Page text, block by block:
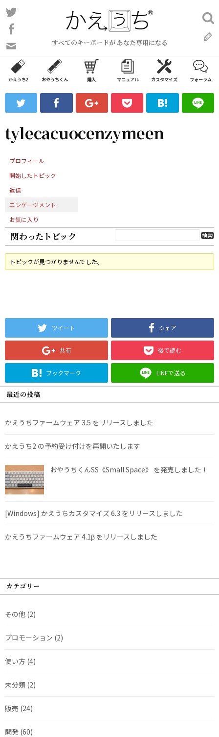
コ
ン
ン
ツ
ス
ッ
すべてのキーボードが あなた専用になる
い
合
わ
フ
ォ
ム
検
索:
かえうち2 おやうちくん 購入 マニュアル カスタマイズ フォーラム
tylecacuocenzymeen
プロフィール
開始したトピック
返信
エンゲージメント
お気に入り
関わったトピック
トピックが見つかりませんでした。
ツイート シェア
共有 後で読む
ブックマーク LINEで送る
最近の投稿
かえうちファームウェア 3.5 をリリースしました
かえうち2 の予約受け付けを再開いたします
おやうちくんSS《Small Space》 を発売しました！
[Windows] かえうちカスタマイズ 6.3 をリリースしました
かえうちファームウェア 4.1β をリリースしました
カテゴリー
その他 (2)
プロモーション (2)
使い方 (4)
未分類 (2)
販売 (24)
開発 (60)